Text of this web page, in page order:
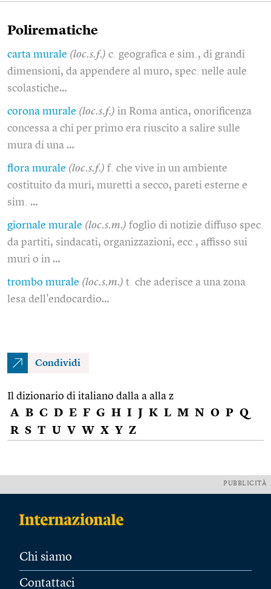
Polirematiche
carta murale (loc.s.f.) c. geografica e sim., di grandi
dimensioni, da appendere al muro, spec. nelle aule
scolastiche…
corona murale (loc.s.f.) in Roma antica, onorificenza
concessa a chi per primo era riuscito a salire sulle
mura di una …
flora murale (loc.s.f.) f. che vive in un ambiente
costituito da muri, muretti a secco, pareti esterne e
sim. …
giornale murale (loc.s.m.) foglio di notizie diffuso spec.
da partiti, sindacati, organizzazioni, ecc., affisso sui
muri o in …
trombo murale (loc.s.m.) t. che aderisce a una zona
lesa dell'endocardio…
Condividi
Il dizionario di italiano dalla a alla z
A B C D E F G H I J K L M N O P Q
R S T U V W X Y Z
PUBBLICITÀ
Chi siamo
Contattaci